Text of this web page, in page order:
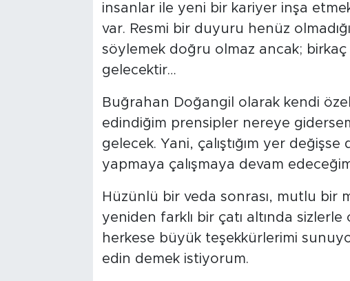
insanlar ile yeni bir kariyer inşa
var. Resmi bir duyuru henüz
söylemek doğru olmaz ancak;
gelecektir…
Buğrahan Doğangil olarak kendi
edindiğim prensipler nereye
gelecek. Yani, çalıştığım yer
yapmaya çalışmaya devam
Hüzünlü bir veda sonrası, mutlu bir
yeniden farklı bir çatı altında sizlerle
herkese büyük teşekkürlerimi
edin demek istiyorum.